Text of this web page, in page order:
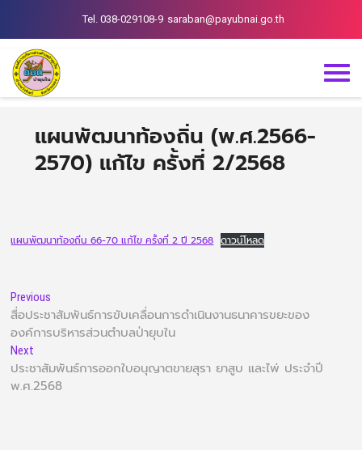
Tel. 038-029108-9 saraban@payubnai.go.th
แผนพัฒนาท้องถิ่น (พ.ศ.2566-
2570) แก้ไข ครั้งที่ 2/2568
แผนพัฒนาท้องถิ่น 66-70 แก้ไข ครั้งที่ 2 ปี 2568 ดาวน์โหลด
Previous
สื่อประชาสัมพันธ์การขับเคลื่อนการดำเนินงานธนาคารขยะของ
องค์การบริหารส่วนตำบลป่ายุบใน
Next
ประชาสัมพันธ์การออกใบอนุญาตขายสุรา ยาสูบ และไพ่ ประจำปี
พ.ศ.2568